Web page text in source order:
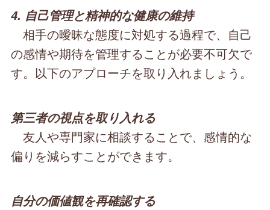
4. 自己管理と精神的な健康の維持
相手の曖昧な態度に対処する過程で、自己
の感情や期待を管理することが必要不可欠で
す。以下のアプローチを取り入れましょう。
第三者の視点を取り入れる
友人や専門家に相談することで、感情的な
偏りを減らすことができます。
自分の価値観を再確認する